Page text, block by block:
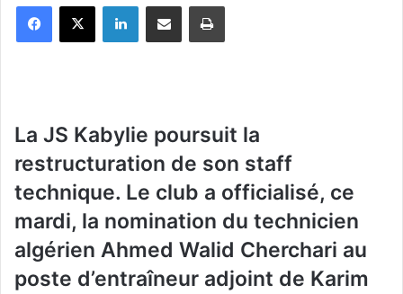
La JS Kabylie poursuit la
restructuration de son staff
technique. Le club a officialisé, ce
mardi, la nomination du technicien
algérien Ahmed Walid Cherchari au
poste d’entraîneur adjoint de Karim